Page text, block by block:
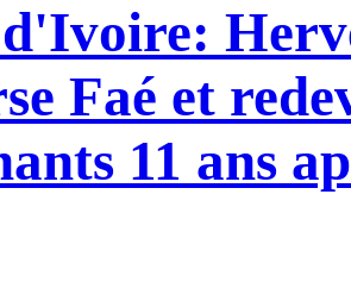
Faé et
11 ans